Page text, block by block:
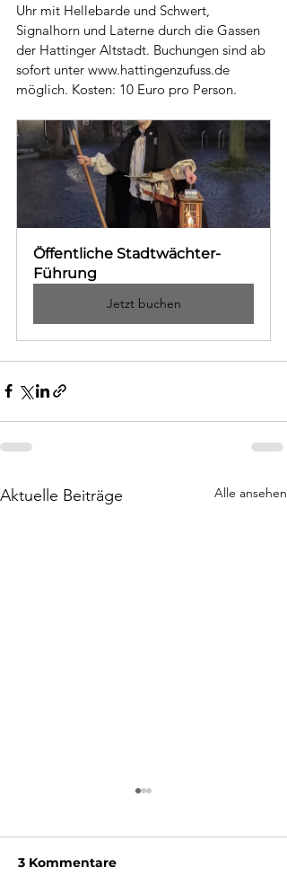
Uhr mit Hellebarde und Schwert,
Signalhorn und Laterne durch die Gassen
der Hattinger Altstadt. Buchungen sind ab
sofort unter www.hattingenzufuss.de
möglich. Kosten: 10 Euro pro Person.
Öffentliche Stadtwächter-
Führung
Jetzt buchen
Aktuelle Beiträge Alle ansehen
3 Kommentare